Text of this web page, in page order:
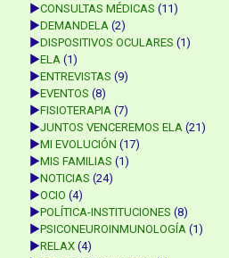
►CONSULTAS MÉDICAS (11)
►DEMANDELA (2)
►DISPOSITIVOS OCULARES (1)
►ELA (1)
►ENTREVISTAS (9)
►EVENTOS (8)
►FISIOTERAPIA (7)
►JUNTOS VENCEREMOS ELA (21)
►MI EVOLUCIÓN (17)
►MIS FAMILIAS (1)
►NOTICIAS (24)
►OCIO (4)
►POLÍTICA-INSTITUCIONES (8)
►PSICONEUROINMUNOLOGÍA (1)
►RELAX (4)